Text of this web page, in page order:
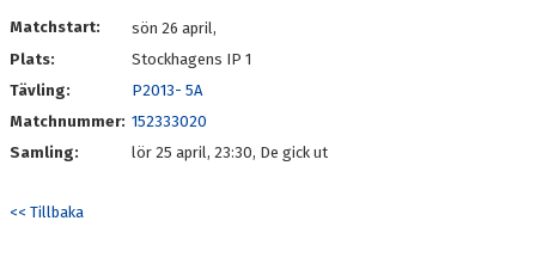
Matchstart:
sön 26 april,
Plats:
Stockhagens IP 1
Tävling:
P2013- 5A
Matchnummer: 152333020
Samling:
lör 25 april, 23:30, De gick ut
<< Tillbaka